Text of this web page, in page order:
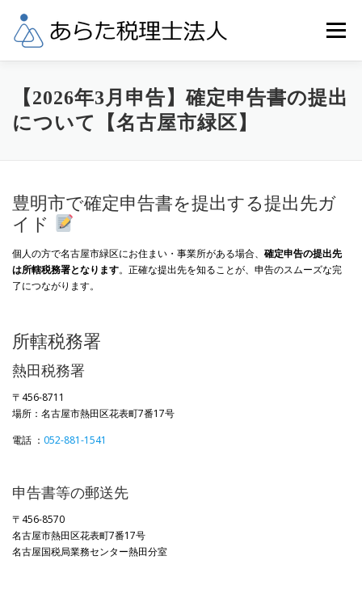
メニュー
業務内容 税理士料金 事務所概要
【2026年3月申告】確定申告書の提出
について【名古屋市緑区】
豊明市で確定申告書を提出する提出先ガ
イド
個人の方で名古屋市緑区にお住まい・事業所がある場合、 確定申告の提出先
は所轄税務署となります。正確な提出先を知ることが、申告のスムーズな完
了につながります。
所轄税務署
熱田税務署
〒456-8711
場所：名古屋市熱田区花表町7番17号
電話 ： 052-881-1541
申告書等の郵送先
〒456-8570
名古屋市熱田区花表町7番17号
名古屋国税局業務センター熱田分室